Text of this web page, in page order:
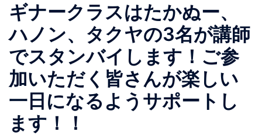
ギナークラスはたかぬー、
ハノン、タクヤの3名が講師
でスタンバイします！ご参
加いただく皆さんが楽しい
一日になるようサポートし
ます！！